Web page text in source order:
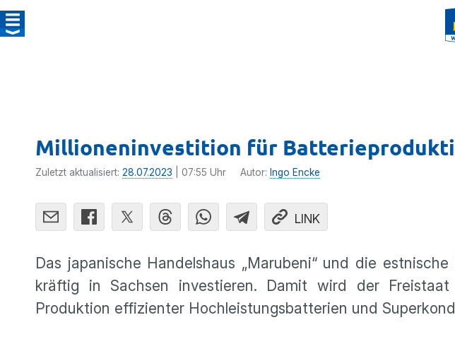
Millioneninvestition für
Zuletzt aktualisiert: 28.07.2023 | 07:55 Uhr Autor: Ingo Encke
LINK
Das japanische Handelshaus „Marubeni“ und die estnische
kräftig in Sachsen investieren. Damit wird der
Produktion effizienter Hochleistungsbatterien und